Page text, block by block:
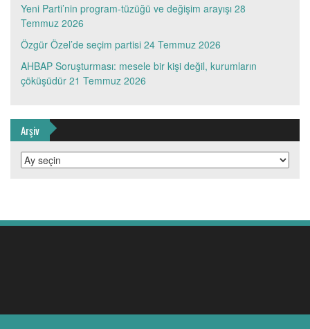
Yeni Parti’nin program-tüzüğü ve değişim arayışı 28
Temmuz 2026
Özgür Özel’de seçim partisi 24 Temmuz 2026
AHBAP Soruşturması: mesele bir kişi değil, kurumların
çöküşüdür 21 Temmuz 2026
Arşiv
Arşiv